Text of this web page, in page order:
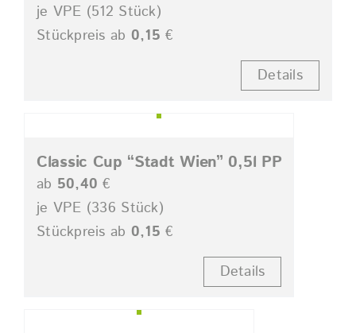
je VPE (512 Stück)
Stückpreis ab 0,15 €
Details
Classic Cup “Stadt Wien” 0,5l PP
ab 50,40 €
je VPE (336 Stück)
Stückpreis ab 0,15 €
Details